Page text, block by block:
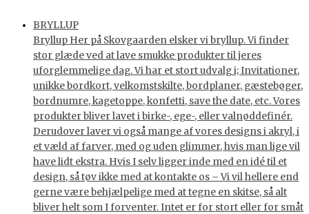
BRYLLUP
Bryllup Her på Skovgaarden elsker vi bryllup. Vi finder
stor glæde ved at lave smukke produkter til jeres
uforglemmelige dag. Vi har et stort udvalg i; Invitationer,
unikke bordkort, velkomstskilte, bordplaner, gæstebøger,
bordnumre, kagetoppe, konfetti, save the date, etc. Vores
produkter bliver lavet i birke-, ege-, eller valnøddefinér.
Derudover laver vi også mange af vores designs i akryl, i
et væld af farver, med og uden glimmer, hvis man lige vil
have lidt ekstra. Hvis I selv ligger inde med en idé til et
design, så tøv ikke med at kontakte os – Vi vil hellere end
gerne være behjælpelige med at tegne en skitse, så alt
bliver helt som I forventer. Intet er for stort eller for småt